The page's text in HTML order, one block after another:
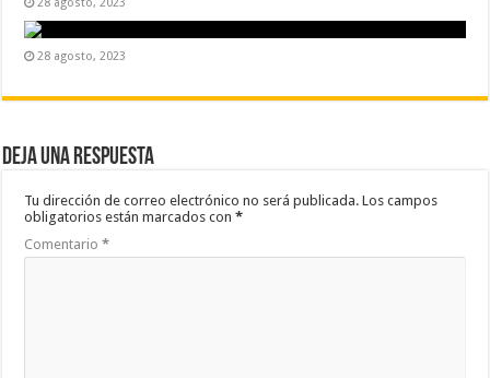
28 agosto, 2023
Deja una respuesta
Tu dirección de correo electrónico no será publicada. Los campos
obligatorios están marcados con*
Comentario*